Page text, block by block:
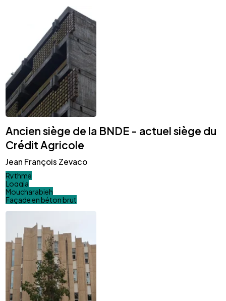
Ancien siège de la BNDE - actuel siège du
Crédit Agricole
Jean François Zevaco
Rythme
Loggia
Moucharabieh
Façade en béton brut